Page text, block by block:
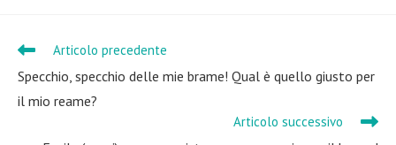
Leggi
articoli
Articolo precedente
Specchio, specchio delle mie brame! Qual è quello giusto per
il mio reame?
Articolo successivo